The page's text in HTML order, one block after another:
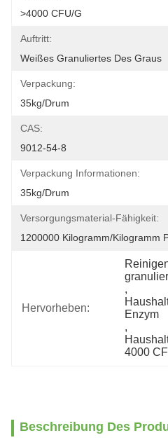
>4000 CFU/g
Auftritt:
Weißes Granuliertes Des Graus
Verpackung:
35kg/drum
CAS:
9012-54-8
Verpackung Informationen:
35kg/drum
Versorgungsmaterial-Fähigkeit:
1200000 Kilogramm/Kilogramm
Hervorheben:
,
Enzym
,
4000
Beschreibung Des